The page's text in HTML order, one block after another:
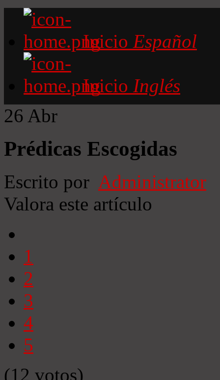
Inicio Español
Inicio Inglés
26 Abr
Prédicas Escogidas
Escrito por Administrator
Valora este artículo
1
2
3
4
5
(12 votos)